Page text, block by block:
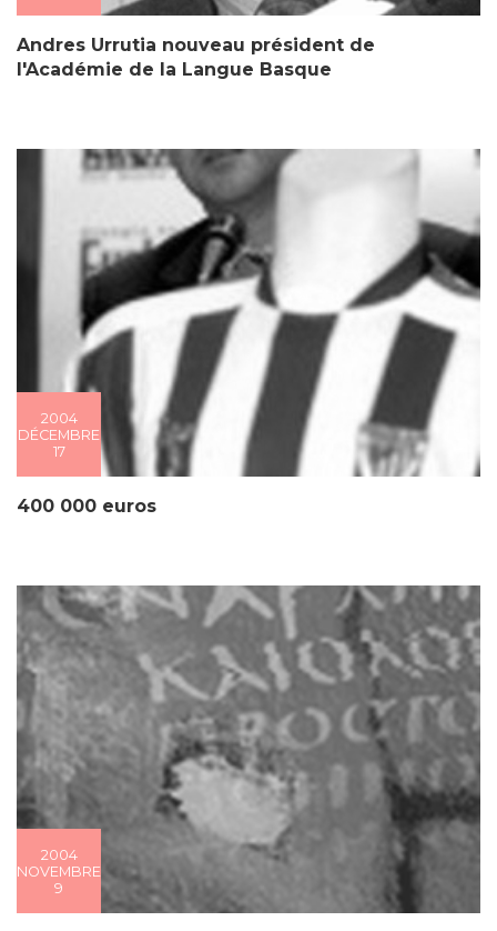
Andres Urrutia nouveau président de
l'Académie de la Langue Basque
2004
DÉCEMBRE
17
400 000 euros
2004
NOVEMBRE
9